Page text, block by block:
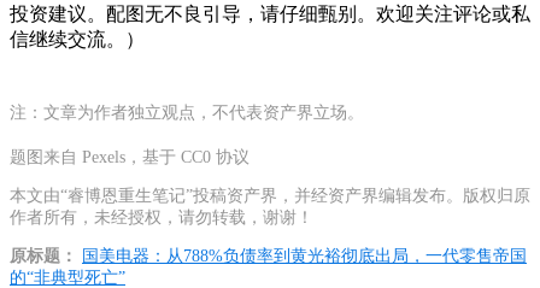
投资建议。配图无不良引导，请仔细甄别。欢迎关注评论或私
信继续交流。）
注：文章为作者独立观点，不代表资产界立场。
题图来自 Pexels，基于 CC0 协议
本文由“睿博恩重生笔记”投稿资产界，并经资产界编辑发布。版权归原
作者所有，未经授权，请勿转载，谢谢！
原标题：
国美电器：从788%负债率到黄光裕彻底出局，一代零售帝国
的“非典型死亡”